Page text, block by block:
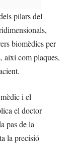
pilars del
biomèdics per
així com plaques,
i el
el doctor
pas de la
la precisió